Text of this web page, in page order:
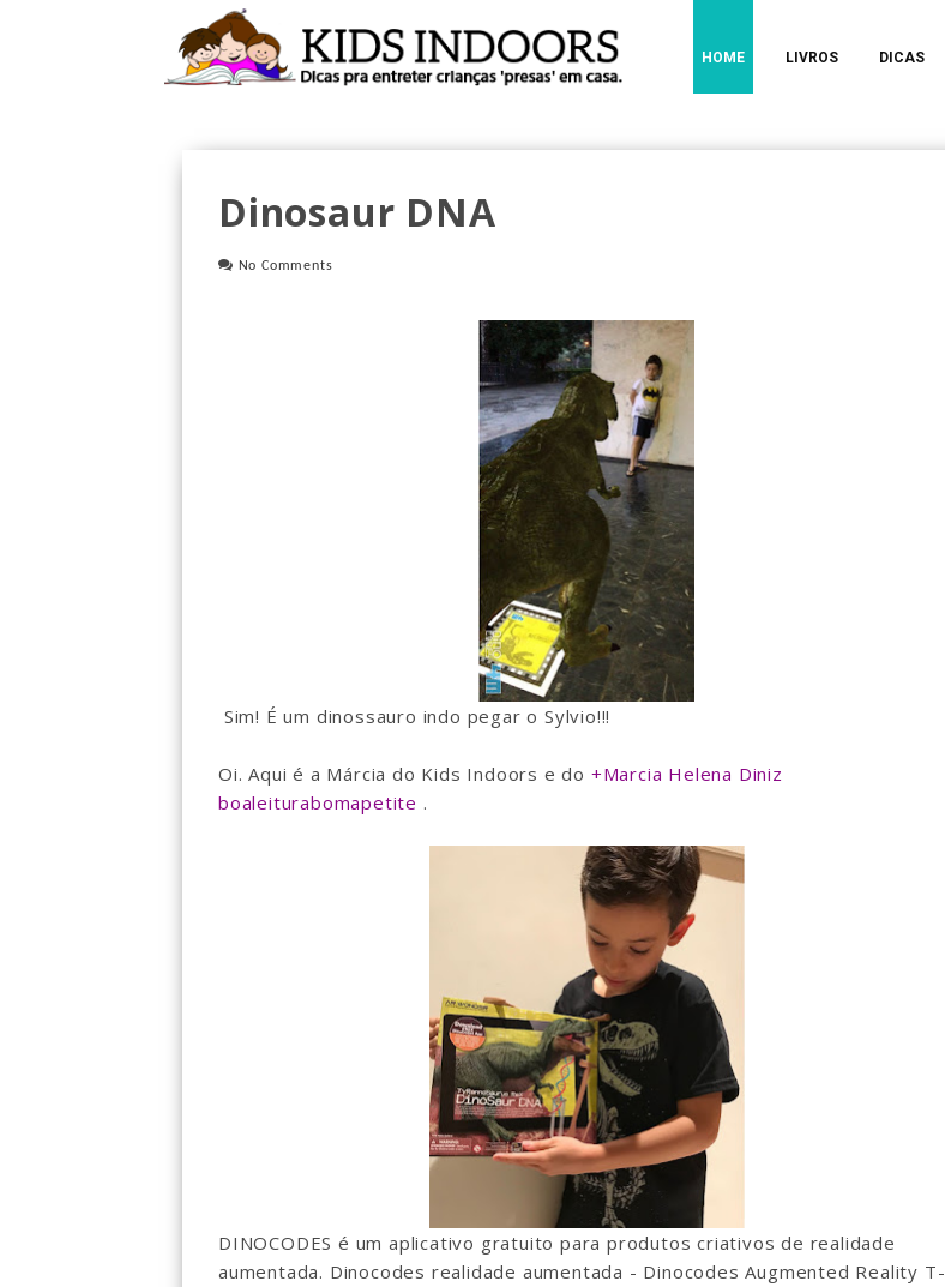
HOME LIVROS DICAS
Dinosaur DNA
No Comments
Sim! É um dinossauro indo pegar o Sylvio!!!
Oi. Aqui é a Márcia do Kids Indoors e do +Marcia Helena Diniz
boaleiturabomapetite .
DINOCODES é um aplicativo gratuito para produtos criativos de realidade
aumentada. Dinocodes realidade aumentada - Dinocodes Augmented Reality T-